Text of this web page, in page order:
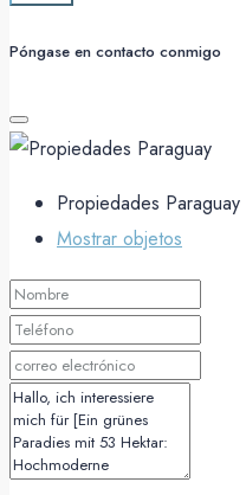
Póngase en contacto conmigo
Propiedades Paraguay
Mostrar objetos